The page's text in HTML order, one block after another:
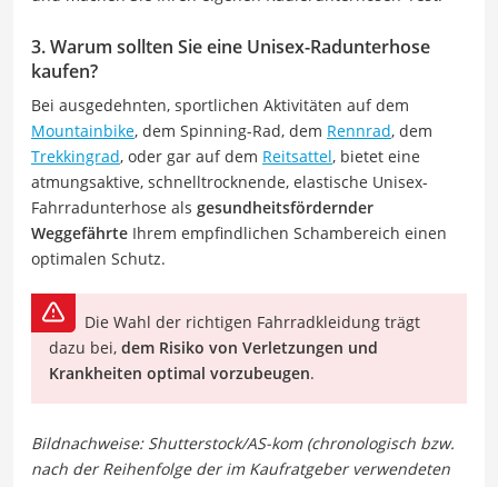
3. Warum sollten Sie eine Unisex-Radunterhose
kaufen?
Bei ausgedehnten, sportlichen Aktivitäten auf dem
Mountainbike, dem Spinning-Rad, dem Rennrad, dem
Trekkingrad, oder gar auf dem Reitsattel, bietet eine
atmungsaktive, schnelltrocknende, elastische Unisex-
Fahrradunterhose als gesundheitsfördernder
Weggefährte Ihrem empfindlichen Schambereich einen
optimalen Schutz.
Die Wahl der richtigen Fahrradkleidung trägt
dazu bei, dem Risiko von Verletzungen und
Krankheiten optimal vorzubeugen.